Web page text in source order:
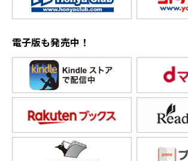
電子版も発売中！